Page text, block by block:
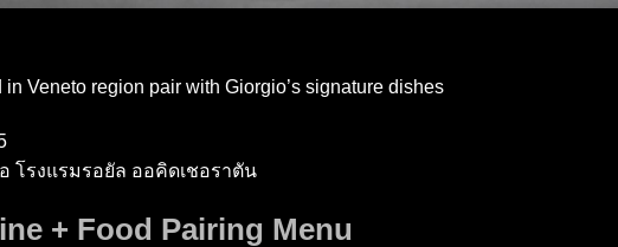
Veneto region pair with Giorgio’s signature dishes
โรงแรมรอยัล ออคิดเชอราตัน
+ Food Pairing Menu